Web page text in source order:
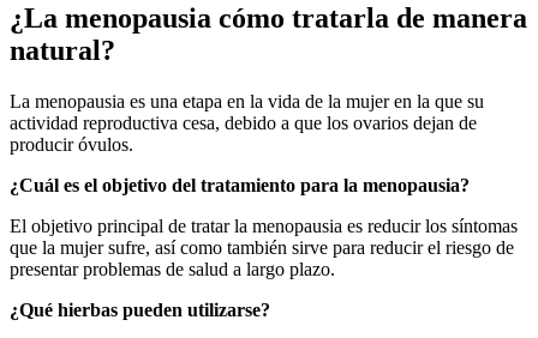
¿La menopausia cómo tratarla de manera
natural?
La menopausia es una etapa en la vida de la mujer en la que su
actividad reproductiva cesa, debido a que los ovarios dejan de
producir óvulos.
¿Cuál es el objetivo del tratamiento para la menopausia?
El objetivo principal de tratar la menopausia es reducir los síntomas
que la mujer sufre, así como también sirve para reducir el riesgo de
presentar problemas de salud a largo plazo.
¿Qué hierbas pueden utilizarse?